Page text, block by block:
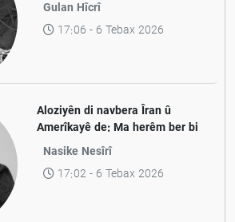
Gulan Hîcrî
17:06 - 6 Tebax 2026
Aloziyên di navbera Îran û
Amerîkayê de: Ma herêm ber bi
aramiyê ve diçe yan jî ber bi
Nasike Nesîrî
17:02 - 6 Tebax 2026